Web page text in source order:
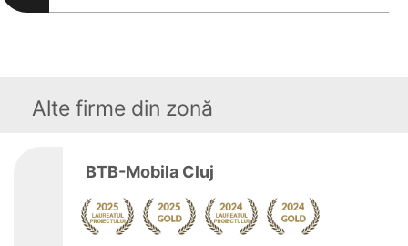
Alte firme din zonă
BTB-Mobila Cluj